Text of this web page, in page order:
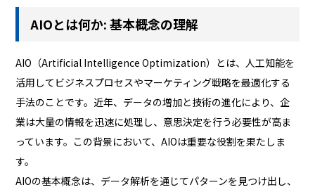
AIOとは何か: 基本概念の理解
AIO（Artificial Intelligence Optimization）とは、人工知能を
活用してビジネスプロセスやマーケティング戦略を最適化する
手法のことです。近年、データの増加と技術の進化により、企
業は大量の情報を迅速に処理し、意思決定を行う必要性が高ま
っています。この背景において、AIOは重要な役割を果たしま
す。
AIOの基本概念は、データ解析を通じてパターンを見つけ出し、